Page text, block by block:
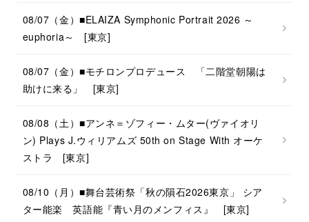
08/07（金）■ELAIZA Symphonic Portrait 2026 ～
euphoria～ [東京]
08/07（金）■モチロンプロデュース 「二階堂朝陽は
助けに来る」 [東京]
08/08（土）■アンネ＝ゾフィー・ムター(ヴァイオリ
ン) Plays J.ウィリアムズ 50th on Stage With オーケ
ストラ [東京]
08/10（月）■舞台芸術祭「秋の隕石2026東京」 シア
ター能楽 英語能『青い月のメンフィス』 [東京]